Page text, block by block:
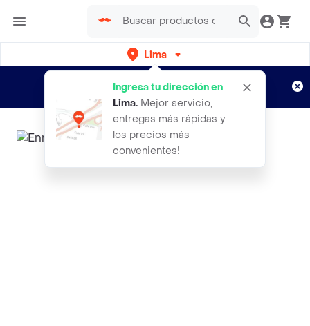
Lima
Ingresa tu dirección en
Lima. Mejor servicio,
entregas más rápidas y
los precios más
convenientes!
envíos gratis por semanas
Aplican TyC